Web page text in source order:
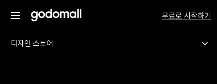
무료로 시작하기
디자인 스토어